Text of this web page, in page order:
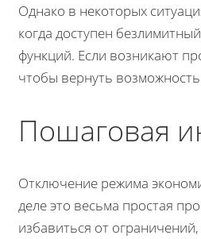
Однако в некоторых
когда доступен
функций. Если возникают
чтобы вернуть
Пошаговая
Отключение режима
деле это весьма простая
избавиться от